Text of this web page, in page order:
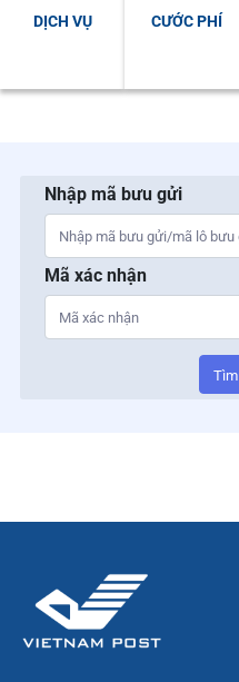
DỊCH VỤ CƯỚC PHÍ
Nhập mã bưu gửi
Mã xác nhận